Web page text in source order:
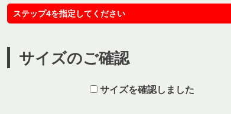
ステップ4を指定してください
サイズのご確認
サイズを確認しました